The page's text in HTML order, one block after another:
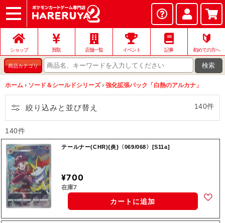
ショップ
店頭買取
ネット買取
店舗一覧
イベント
お問い合わせ
ショップ 買取 店舗一覧 イベント 記事
🔰
初めての方へ
商品カテゴリ 検索
ホーム › ソード＆シールドシリーズ › 強化拡張パック「白熱のアルカナ」
絞り込みと並び替え 140件
140件
テールナー(CHR){炎}〈069/068〉[S11a]
¥700
在庫7
カートに追加